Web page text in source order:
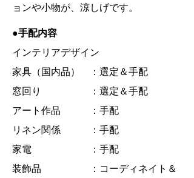
ョンや小物が、涼しげです。
●手配内容
インテリアデザイン
家具（国内品） ：選定＆手配
窓回り ：選定＆手配
アート作品 ：手配
リネン関係 ：手配
家電 ：手配
装飾品 ：コーディネイト＆